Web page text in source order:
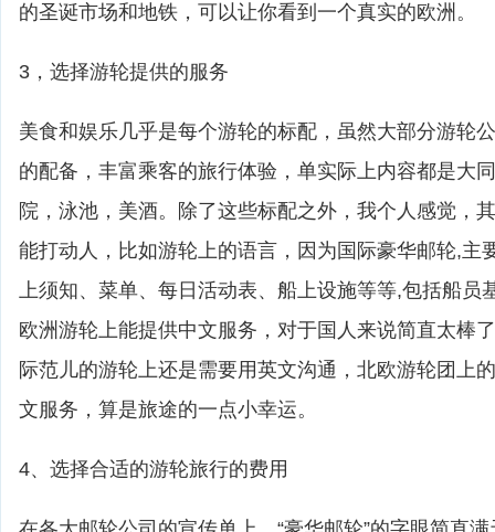
的圣诞市场和地铁，可以让你看到一个真实的欧洲。
3，选择游轮提供的服务
美食和娱乐几乎是每个游轮的标配，虽然大部分游轮
的配备，丰富乘客的旅行体验，单实际上内容都是大
院，泳池，美酒。除了这些标配之外，我个人感觉，
能打动人，比如游轮上的语言，因为国际豪华邮轮,主
上须知、菜单、每日活动表、船上设施等等,包括船员
欧洲游轮上能提供中文服务，对于国人来说简直太棒
际范儿的游轮上还是需要用英文沟通，北欧游轮团上
文服务，算是旅途的一点小幸运。
4、选择合适的游轮旅行的费用